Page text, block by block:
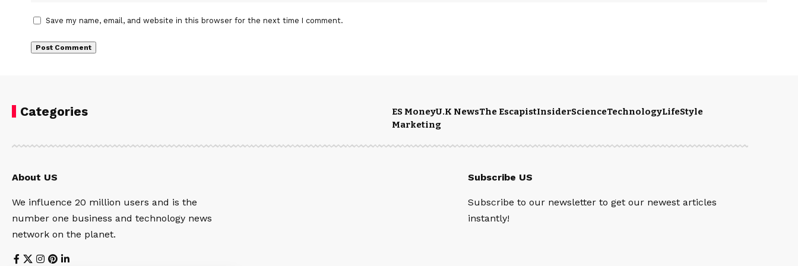
Save my name, email, and website in this browser for the next time I comment.
Categories ES MoneyU.K NewsThe EscapistInsiderScienceTechnologyLifeStyle
Marketing
About US
We influence 20 million users and is the
number one business and technology news
network on the planet.
Subscribe US
Subscribe to our newsletter to get our newest articles
instantly!